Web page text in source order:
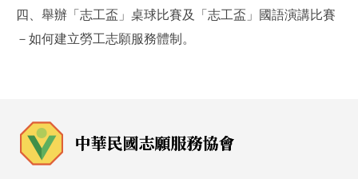
四、舉辦「志工盃」桌球比賽及「志工盃」國語演講比賽
－如何建立勞工志願服務體制。